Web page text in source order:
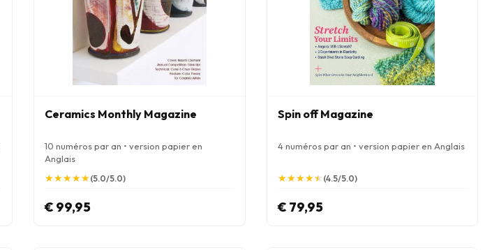
Ceramics Monthly Magazine
10 numéros par an • version papier en
Anglais
★
★★
★★
★★
★★
★(5.0/5.0)
€ 99,95
Spin off Magazine
4 numéros par an • version papier en Anglais
★
★★
★★
★★
★★
★ (4.5/5.0)
€ 79,95